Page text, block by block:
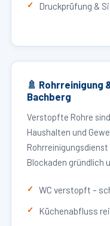
Druckprüfung &
🚿 Rohrreinigung
Bachberg
Verstopfte Rohre
Haushalten und
Blockaden gründlich
WC verstopft –
Küchenabfluss